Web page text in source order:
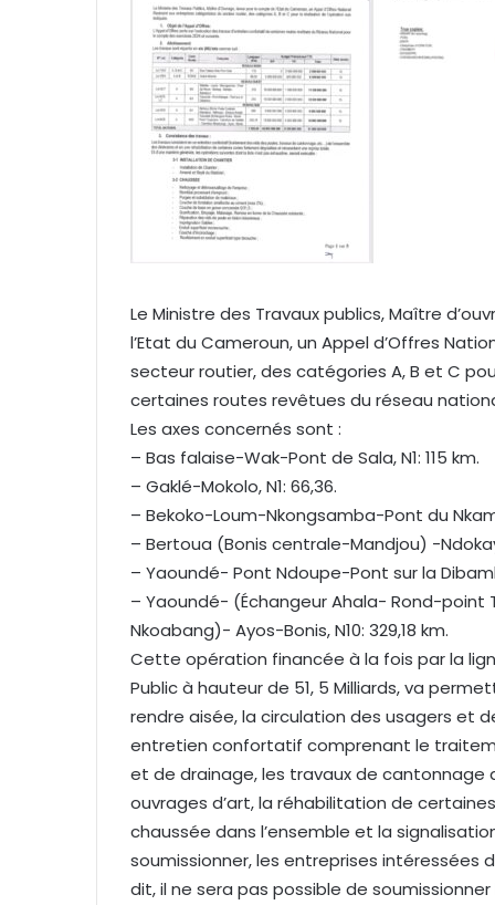
Le Ministre des Travaux publics, Maître
l’Etat du Cameroun, un Appel d’Offres
secteur routier, des catégories A, B et C
certaines routes revêtues du réseau
Les axes concernés sont :
– Bas falaise-Wak-Pont de Sala, N1: 115 km.
– Gaklé-Mokolo, N1: 66,36.
– Bekoko-Loum-Nkongsamba-Pont du
– Bertoua (Bonis centrale-Mandjou) -
– Yaoundé- Pont Ndoupe-Pont sur la
– Yaoundé- (Échangeur Ahala- Rond-
Nkoabang)- Ayos-Bonis, N10: 329,18 km.
Cette opération financée à la fois par la
Public à hauteur de 51, 5 Milliards, va
rendre aisée, la circulation des usagers et
entretien confortatif comprenant le
et de drainage, les travaux de cantonnage
ouvrages d’art, la réhabilitation de
chaussée dans l’ensemble et la
soumissionner, les entreprises intéressées
dit, il ne sera pas possible de soumissionner